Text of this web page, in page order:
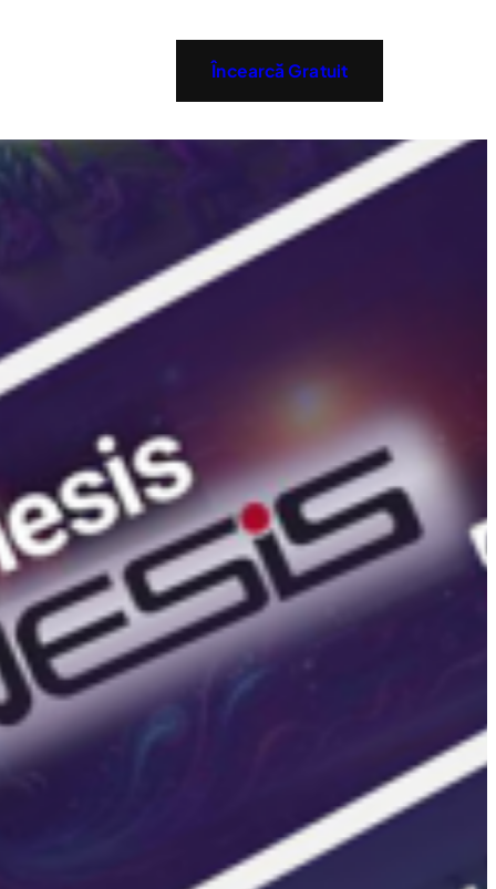
Încearcă Gratuit